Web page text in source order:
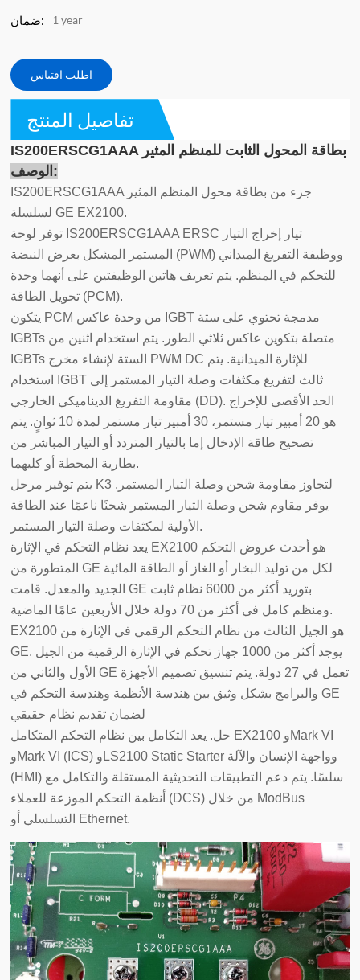
ضمان: 1 year
اطلب اقتباس
تفاصيل المنتج
IS200ERSCG1AAA بطاقة المحول الثابت للمنظم المثير
الوصف:
IS200ERSCG1AAA جزء من بطاقة محول المنظم المثير
لسلسلة GE EX2100.
توفر لوحة IS200ERSCG1AAA ERSC تيار إخراج التيار
المستمر المشكل بعرض النبضة (PWM) ووظيفة التفريغ الميداني
للتحكم في المنظم. يتم تعريف هاتين الوظيفتين على أنهما وحدة
تحويل الطاقة (PCM).
يتكون PCM من وحدة عاكس IGBT مدمجة تحتوي على ستة
IGBTs متصلة بتكوين عاكس ثلاثي الطور. يتم استخدام اثنين من
IGBTs الستة لإنشاء مخرج PWM DC للإثارة الميدانية. يتم
استخدام IGBT ثالث لتفريغ مكثفات وصلة التيار المستمر إلى
مقاومة التفريغ الديناميكي الخارجي (DD). الحد الأقصى للإخراج
هو 20 أمبير تيار مستمر، 30 أمبير تيار مستمر لمدة 10 ثوانٍ. يتم
تصحيح طاقة الإدخال إما بالتيار المتردد أو التيار المباشر من
بطارية المحطة أو كليهما.
يتم توفير مرحل K3 لتجاوز مقاومة شحن وصلة التيار المستمر.
يوفر مقاوم شحن وصلة التيار المستمر شحنًا ناعمًا عند الطاقة
الأولية لمكثفات وصلة التيار المستمر.
يعد نظام التحكم في الإثارة EX2100 هو أحدث عروض التحكم
المتطورة من GE لكل من توليد البخار أو الغاز أو الطاقة المائية
الجديد والمعدل. قامت GE بتوريد أكثر من 6000 نظام ثابت
ومنظم كامل في أكثر من 70 دولة خلال الأربعين عامًا الماضية.
EX2100 هو الجيل الثالث من نظام التحكم الرقمي في الإثارة من
GE. يوجد أكثر من 1000 جهاز تحكم في الإثارة الرقمية من الجيل
الأول والثاني من GE تعمل في 27 دولة. يتم تنسيق تصميم الأجهزة
والبرامج بشكل وثيق بين هندسة الأنظمة وهندسة التحكم في GE
حل. يعد التكامل بين نظام التحكم المتكامل EX2100 وMark VI
وMark VI (ICS) وLS2100 Static Starter وواجهة الإنسان والآلة
(HMI) سلسًا. يتم دعم التطبيقات التحديثية المستقلة والتكامل مع
أنظمة التحكم الموزعة للعملاء (DCS) من خلال ModBus
التسلسلي أو Ethernet.